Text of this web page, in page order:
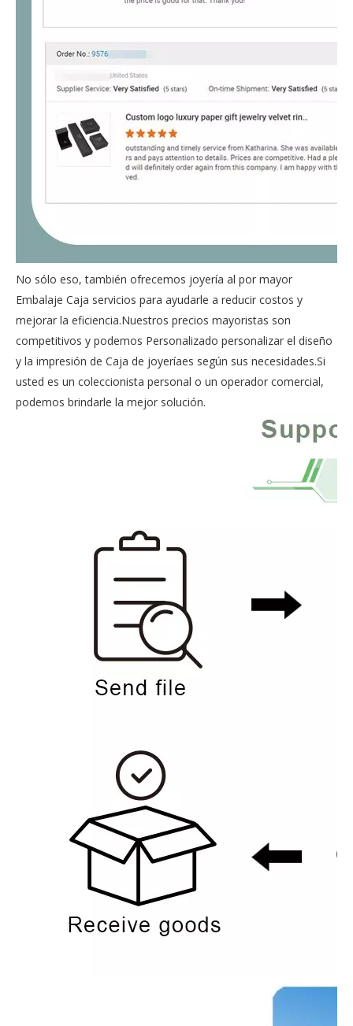
No sólo eso, también ofrecemos joyería al por mayor
Embalaje Caja servicios para ayudarle a reducir costos y
mejorar la eficiencia.Nuestros precios mayoristas son
competitivos y podemos Personalizado personalizar el diseño
y la impresión de Caja de joyeríaes según sus necesidades.Si
usted es un coleccionista personal o un operador comercial,
podemos brindarle la mejor solución.